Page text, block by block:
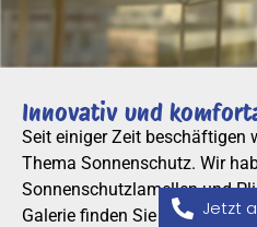
Innovativ und
Seit einiger Zeit beschäftigen
Thema Sonnenschutz. Wir
Sonnenschutzlamellen und
Galerie finden Sie von unsJetzt